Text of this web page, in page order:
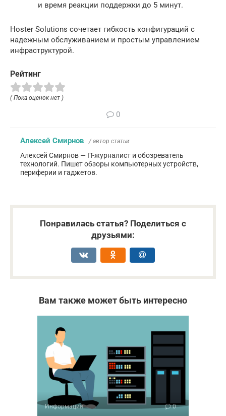
и время реакции поддержки до 5 минут.
Hoster Solutions сочетает гибкость конфигураций с
надежным обслуживанием и простым управлением
инфраструктурой.
Рейтинг
( Пока оценок нет )
0
Алексей Смирнов / автор статьи
Алексей Смирнов — IT-журналист и обозреватель
технологий. Пишет обзоры компьютерных устройств,
периферии и гаджетов.
Понравилась статья? Поделиться с
друзьями:
Вам также может быть интересно
Информация 0